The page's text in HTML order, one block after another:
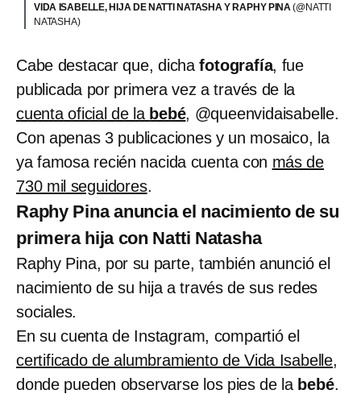
VIDA ISABELLE, HIJA DE NATTI NATASHA Y RAPHY PINA(@NATTI
NATASHA)
Cabe destacar que, dichafotografía, fue
publicada por primera vez a través de la
cuenta oficial de la bebé, @queenvidaisabelle.
Con apenas 3 publicaciones y un mosaico, la
ya famosa recién nacida cuenta con más de
730 mil seguidores.
Raphy Pina anuncia el nacimiento de su
primera hija con Natti Natasha
Raphy Pina, por su parte, también anunció el
nacimiento de su hija a través de sus redes
sociales.
En su cuenta de Instagram, compartió el
certificado de alumbramiento de Vida Isabelle,
donde pueden observarse los pies de la bebé.